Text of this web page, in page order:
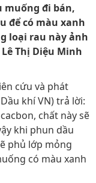
muống đi bán,
để có màu xanh
loại rau này ảnh
Thị Diệu Minh
cứu và phát
khí VN) trả lời:
chất này sẽ
khi phun dầu
phủ lớp mỏng
có màu xanh